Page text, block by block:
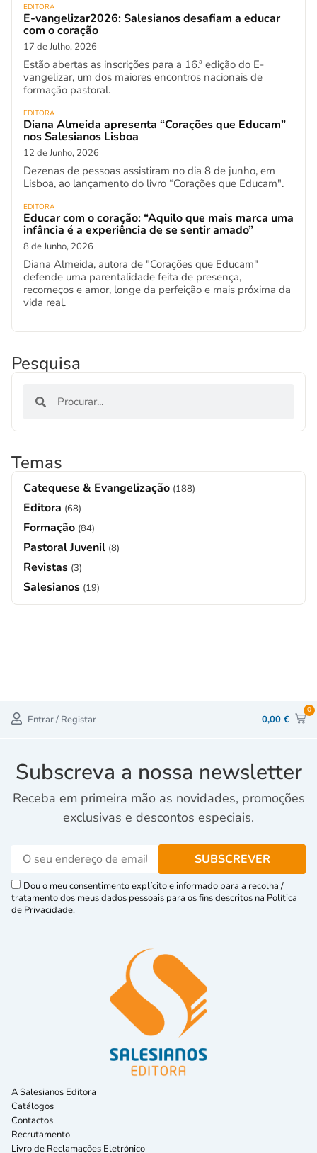
EDITORA
E-vangelizar2026: Salesianos desafiam a educar
com o coração
17 de Julho, 2026
Estão abertas as inscrições para a 16.ª edição do E-
vangelizar, um dos maiores encontros nacionais de
formação pastoral.
EDITORA
Diana Almeida apresenta “Corações que Educam”
nos Salesianos Lisboa
12 de Junho, 2026
Dezenas de pessoas assistiram no dia 8 de junho, em
Lisboa, ao lançamento do livro “Corações que Educam".
EDITORA
Educar com o coração: “Aquilo que mais marca uma
infância é a experiência de se sentir amado”
8 de Junho, 2026
Diana Almeida, autora de "Corações que Educam"
defende uma parentalidade feita de presença,
recomeços e amor, longe da perfeição e mais próxima da
vida real.
Pesquisa
Temas
Catequese & Evangelização (188)
Editora (68)
Formação (84)
Pastoral Juvenil (8)
Revistas (3)
Salesianos (19)
Entrar / Registar 0,00 €
0
Subscreva a nossa newsletter
Receba em primeira mão as novidades, promoções
exclusivas e descontos especiais.
Dou o meu consentimento explícito e informado para a recolha /
tratamento dos meus dados pessoais para os fins descritos na Política
de Privacidade.
A Salesianos Editora
Catálogos
Contactos
Recrutamento
Livro de Reclamações Eletrónico